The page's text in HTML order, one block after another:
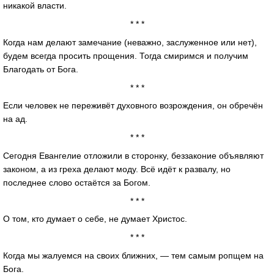
никакой власти.
* * *
Когда нам делают замечание (неважно, заслуженное или нет),
будем всегда просить прощения. Тогда смиримся и получим
Благодать от Бога.
* * *
Если человек не переживёт духовного возрождения, он обречён
на ад.
* * *
Сегодня Евангелие отложили в сторонку, беззаконие объявляют
законом, а из греха делают моду. Всё идёт к развалу, но
последнее слово остаётся за Богом.
* * *
О том, кто думает о себе, не думает Христос.
* * *
Когда мы жалуемся на своих ближних, — тем самым ропщем на
Бога.